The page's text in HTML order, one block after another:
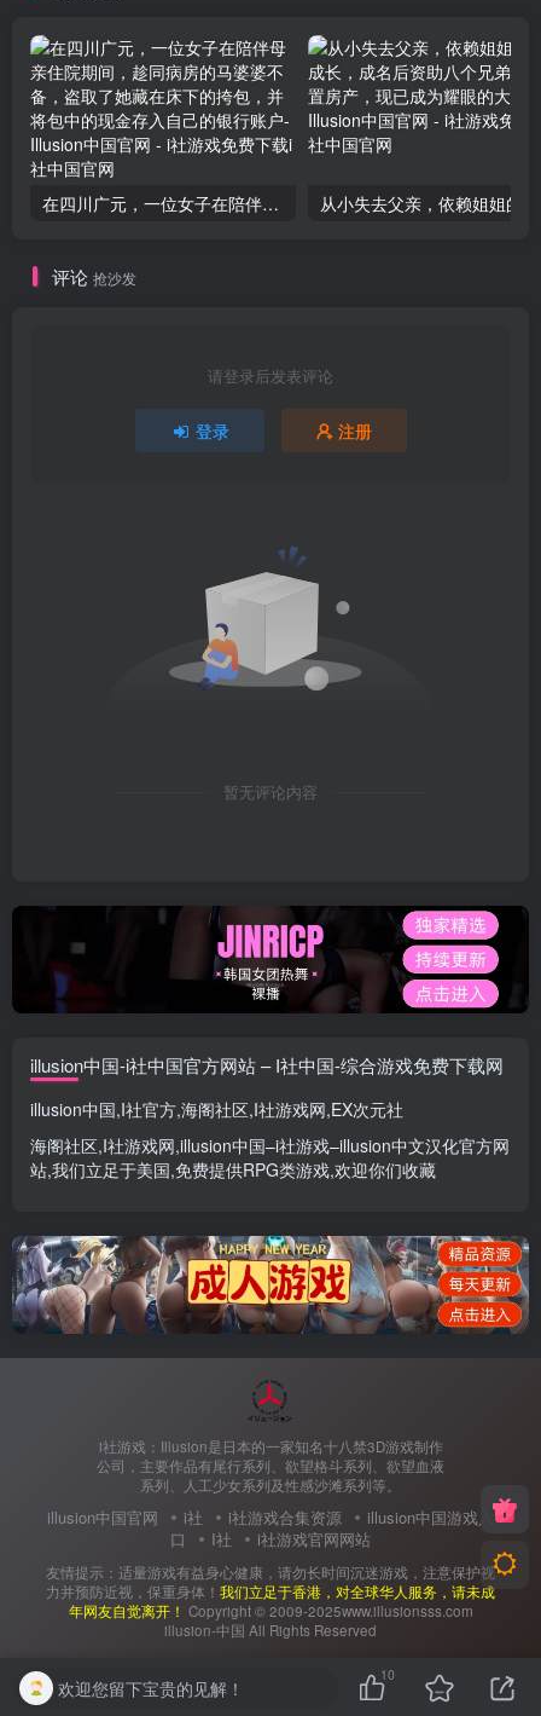
在四川广元，一位女子在陪伴母亲住院期间，趁同病房的马婆婆不备，盗取了她藏在床下的挎包，并将包中的现金存入自己的银行账户
评论 抢沙发
请登录后发表评论
登录 注册
暂无评论内容
illusion中国-i社中国官方网站 – I社中国-综合游戏免费下载网
illusion中国,I社官方,海阁社区,I社游戏网,EX次元社
海阁社区,I社游戏网,illusion中国–i社游戏–illusion中文汉化官方网
站,我们立足于美国,免费提供RPG类游戏,欢迎你们收藏
i社游戏：Illusion是日本的一家知名十八禁3D游戏制作
公司，主要作品有尾行系列、欲望格斗系列、欲望血液
系列、人工少女系列及性感沙滩系列等。
illusion中国官网 i社 i社游戏合集资源
illusion中国游戏入
口
I社 i社游戏官网网站
友情提示：适量游戏有益身心健康，请勿长时间沉迷游戏，注意保护视
力并预防近视，保重身体！ 我们立足于香港，对全球华人服务，请未成
年网友自觉离开！ Copyright © 2009-2025www.illusionsss.com
illusion-中国 All Rights Reserved
欢迎您留下宝贵的见解！
10